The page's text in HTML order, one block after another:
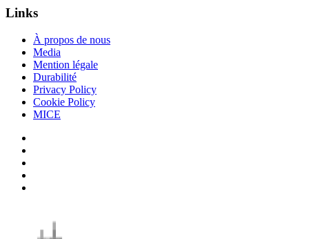
Links
À propos de nous
Media
Mention légale
Durabilité
Privacy Policy
Cookie Policy
MICE